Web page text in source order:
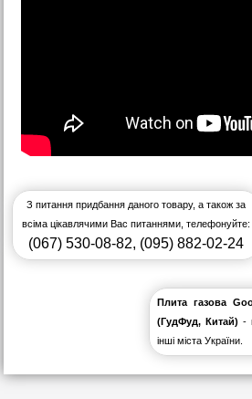
З питання придбання даного товару, а також за
всіма цікавлячими Вас питаннями, телефонуйте:
(067) 530-08-82, (095) 882-02-24
Плита газова
(ГудФуд, Китай) -
інші міста України.